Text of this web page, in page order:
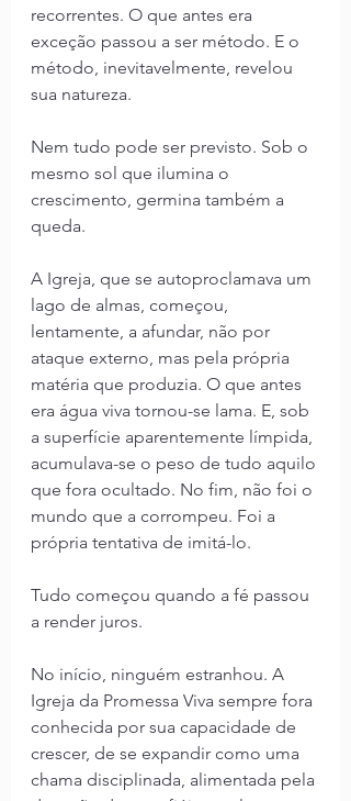
recorrentes. O que antes era
exceção passou a ser método. E o
método, inevitavelmente, revelou
sua natureza.
Nem tudo pode ser previsto. Sob o
mesmo sol que ilumina o
crescimento, germina também a
queda.
A Igreja, que se autoproclamava um
lago de almas, começou,
lentamente, a afundar, não por
ataque externo, mas pela própria
matéria que produzia. O que antes
era água viva tornou-se lama. E, sob
a superfície aparentemente límpida,
acumulava-se o peso de tudo aquilo
que fora ocultado. No fim, não foi o
mundo que a corrompeu. Foi a
própria tentativa de imitá-lo.
Tudo começou quando a fé passou
a render juros.
No início, ninguém estranhou. A
Igreja da Promessa Viva sempre fora
conhecida por sua capacidade de
crescer, de se expandir como uma
chama disciplinada, alimentada pela